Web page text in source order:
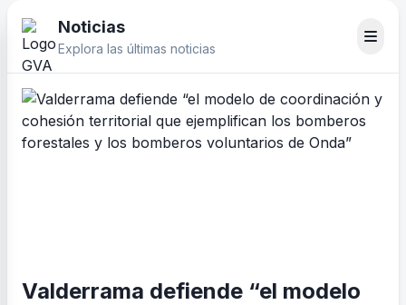
Noticias
Explora las últimas noticias
Valderrama defiende “el modelo